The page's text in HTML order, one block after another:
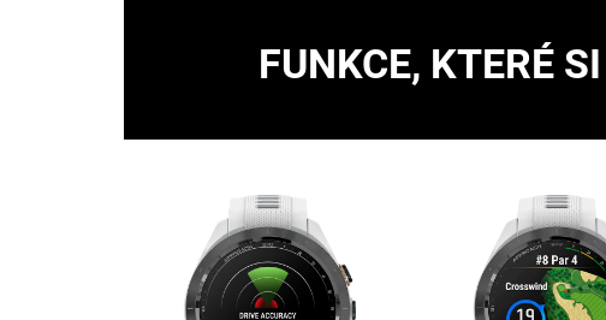
FUNKCE, KTERÉ